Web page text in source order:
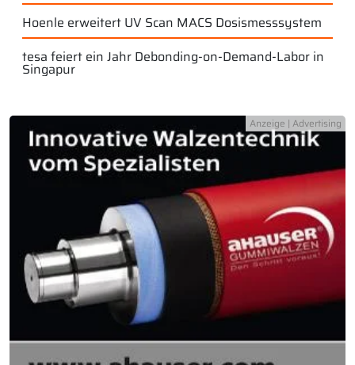
Hoenle erweitert UV Scan MACS Dosismesssystem
tesa feiert ein Jahr Debonding-on-Demand-Labor in
Singapur